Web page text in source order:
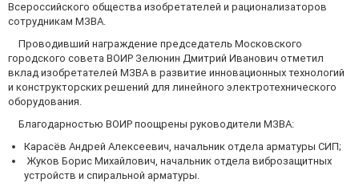
Всероссийского общества изобретателей и рационализаторов
сотрудникам МЗВА.
Проводивший награждение председатель Московского
городского совета ВОИР Зелюнин Дмитрий Иванович отметил
вклад изобретателей МЗВА в развитие инновационных технологий
и конструкторских решений для линейного электротехнического
оборудования.
Благодарностью ВОИР поощрены руководители МЗВА:
Карасёв Андрей Алексеевич, начальник отдела арматуры СИП;
Жуков Борис Михайлович, начальник отдела виброзащитных
устройств и спиральной арматуры.